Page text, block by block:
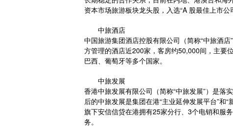
资本市场旅游板块龙头股，入选“A 股最佳上市公
中旅酒店
中国旅游集团酒店控股有限公司（简称“中旅酒店
方管理的酒店近200家，客房约50,000间，主要
巴西、葡萄牙等多个国家。
中旅发展
香港中旅发展有限公司（简称“中旅发展”）是落
后的中旅发展是集团在港“主业延伸发展平台”和
旗下安信信贷在港拥有25家分行、3个电销和服
务。